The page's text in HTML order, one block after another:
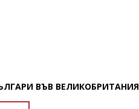
ВЪВ ВЕЛИКОБРИТАНИЯ